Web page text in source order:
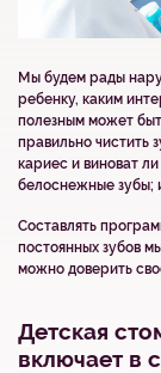
Мы будем рады
ребенку, каким
полезным может
правильно чистить
кариес и виноват
белоснежные зубы;
Составлять
постоянных зубов
можно доверить
Детская
включает в